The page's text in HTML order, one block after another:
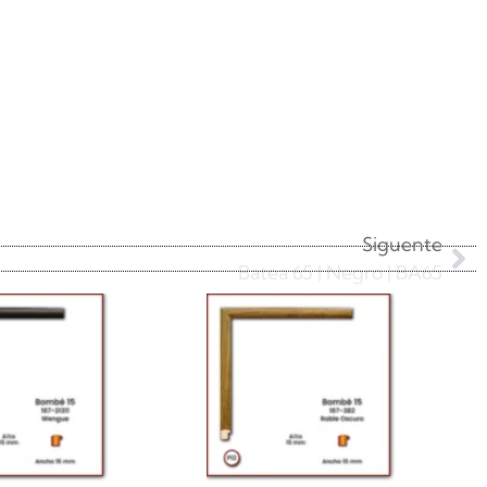
Siguente
Batea 65 | Negro | BA65